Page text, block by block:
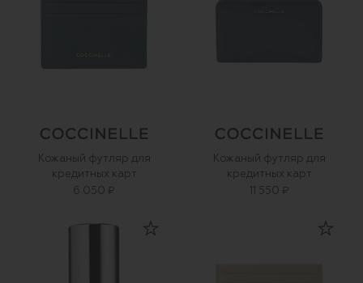
Кожаный футляр для
кредитных карт
6 050 ₽
Кожаный футляр для
кредитных карт
11 550 ₽